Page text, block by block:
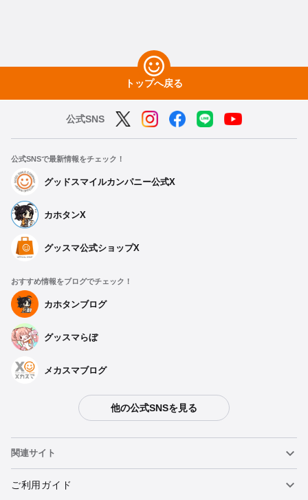
トップへ戻る
公式SNS
公式SNSで最新情報をチェック！
グッドスマイルカンパニー公式X
カホタンX
グッスマ公式ショップX
おすすめ情報をブログでチェック！
カホタンブログ
グッスマらぼ
メカスマブログ
他の公式SNSを見る
関連サイト
ねんどろいど
ご利用ガイド